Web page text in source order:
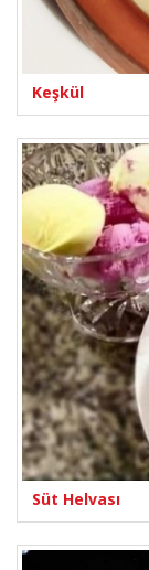
Keşkül
Süt Helvası